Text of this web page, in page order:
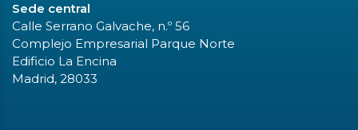
Sede central
Calle Serrano Galvache, n.º 56
Complejo Empresarial Parque Norte
Edificio La Encina
Madrid, 28033